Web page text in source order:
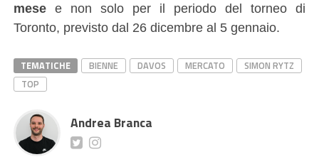
mesee non solo per il periodo del torneo di
Toronto, previsto dal 26 dicembre al 5 gennaio.
TEMATICHE BIENNE DAVOS MERCATO
SIMON RYTZ
TOP
Andrea Branca